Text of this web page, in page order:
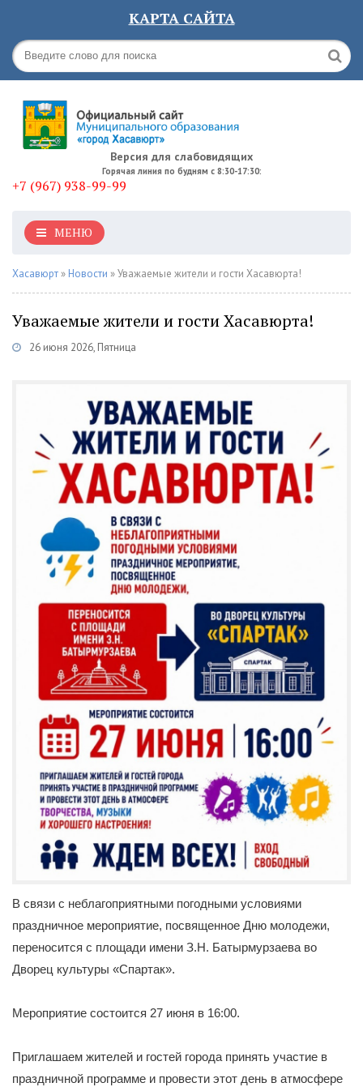
КАРТА САЙТА
Версия для слабовидящих
Горячая линия по будням с 8:30-17:30:
+7 (967) 938-99-99
МЕНЮ
Хасавюрт » Новости » Уважаемые жители и гости Хасавюрта!
Уважаемые жители и гости Хасавюрта!
26 июня 2026, Пятница
В связи с неблагоприятными погодными условиями
праздничное мероприятие, посвященное Дню молодежи,
переносится с площади имени З.Н. Батырмурзаева во
Дворец культуры «Спартак».
Мероприятие состоится 27 июня в 16:00.
Приглашаем жителей и гостей города принять участие в
праздничной программе и провести этот день в атмосфере